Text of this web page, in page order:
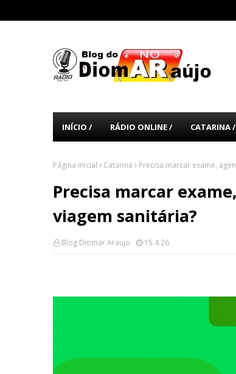
INÍCIO / RÁDIO ONLINE / CATARINA /
Página inicial Catarina Precisa marcar exame,
Precisa marcar
viagem sanitária?
Blog Diomar Araujo 15.4.26